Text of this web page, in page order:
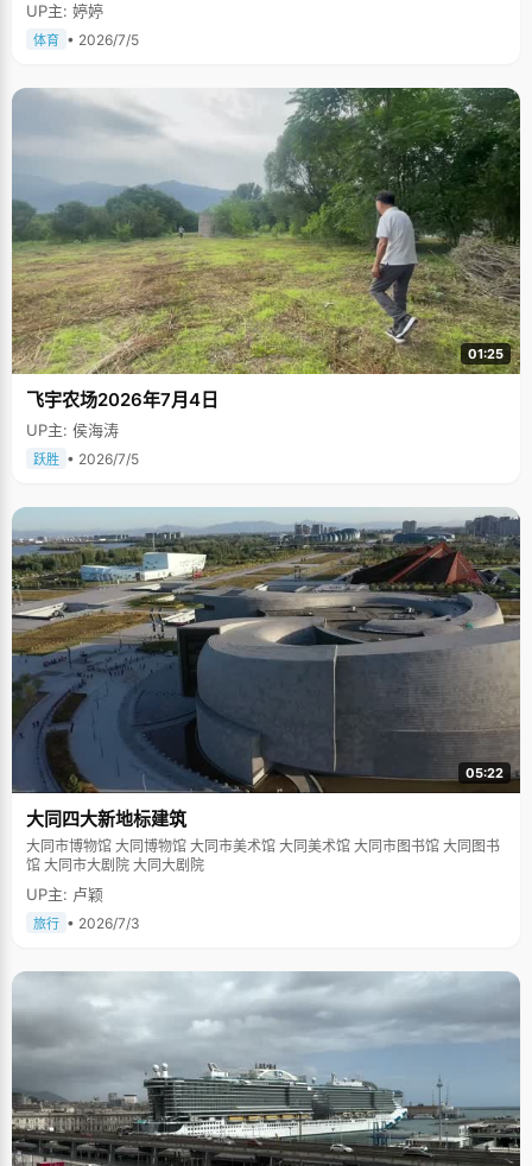
UP主: 婷婷
体育 • 2026/7/5
01:25
飞宇农场2026年7月4日
UP主: 侯海涛
跃胜 • 2026/7/5
05:22
大同四大新地标建筑
大同市博物馆 大同博物馆 大同市美术馆 大同美术馆 大同市图书馆 大同图书
馆 大同市大剧院 大同大剧院
UP主: 卢颖
旅行 • 2026/7/3